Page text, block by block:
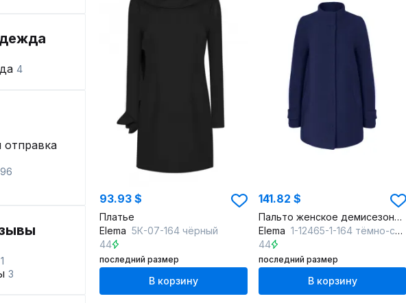
4
отправка
1
3
93.93 $
Платье
Elema 5К-07-164 чёрный
44
последний размер
В корзину
141.82 $
Пальто женское демисезонное с расширением и кокеткой
Elema 1-12465-1-164 тёмно-синий
44
последний размер
В корзину